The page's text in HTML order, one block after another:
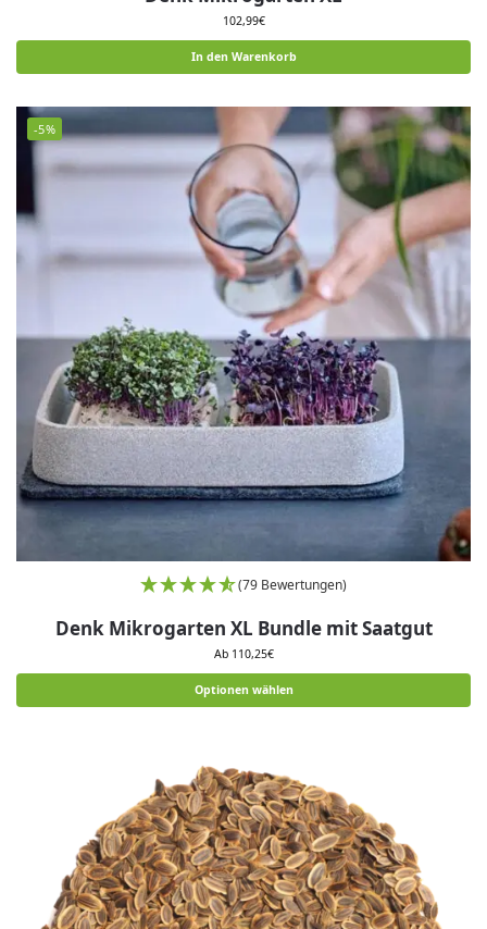
102,99€
In den Warenkorb
-5%
(79 Bewertungen)
Denk Mikrogarten XL Bundle mit Saatgut
Ab 110,25€
Optionen wählen